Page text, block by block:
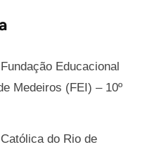
Educacional
Medeiros (FEI) – 10º
do Rio de